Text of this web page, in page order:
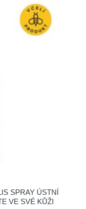
SPRAY ÚSTNÍ
VE SVÉ KŮŽI